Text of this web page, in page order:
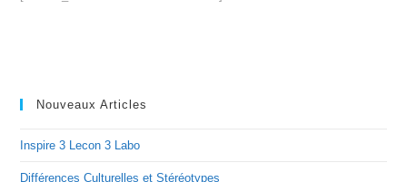
Nouveaux Articles
Inspire 3 Lecon 3 Labo
Différences Culturelles et Stéréotypes